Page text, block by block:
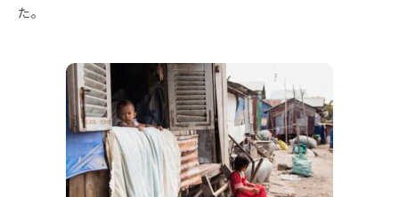
た。